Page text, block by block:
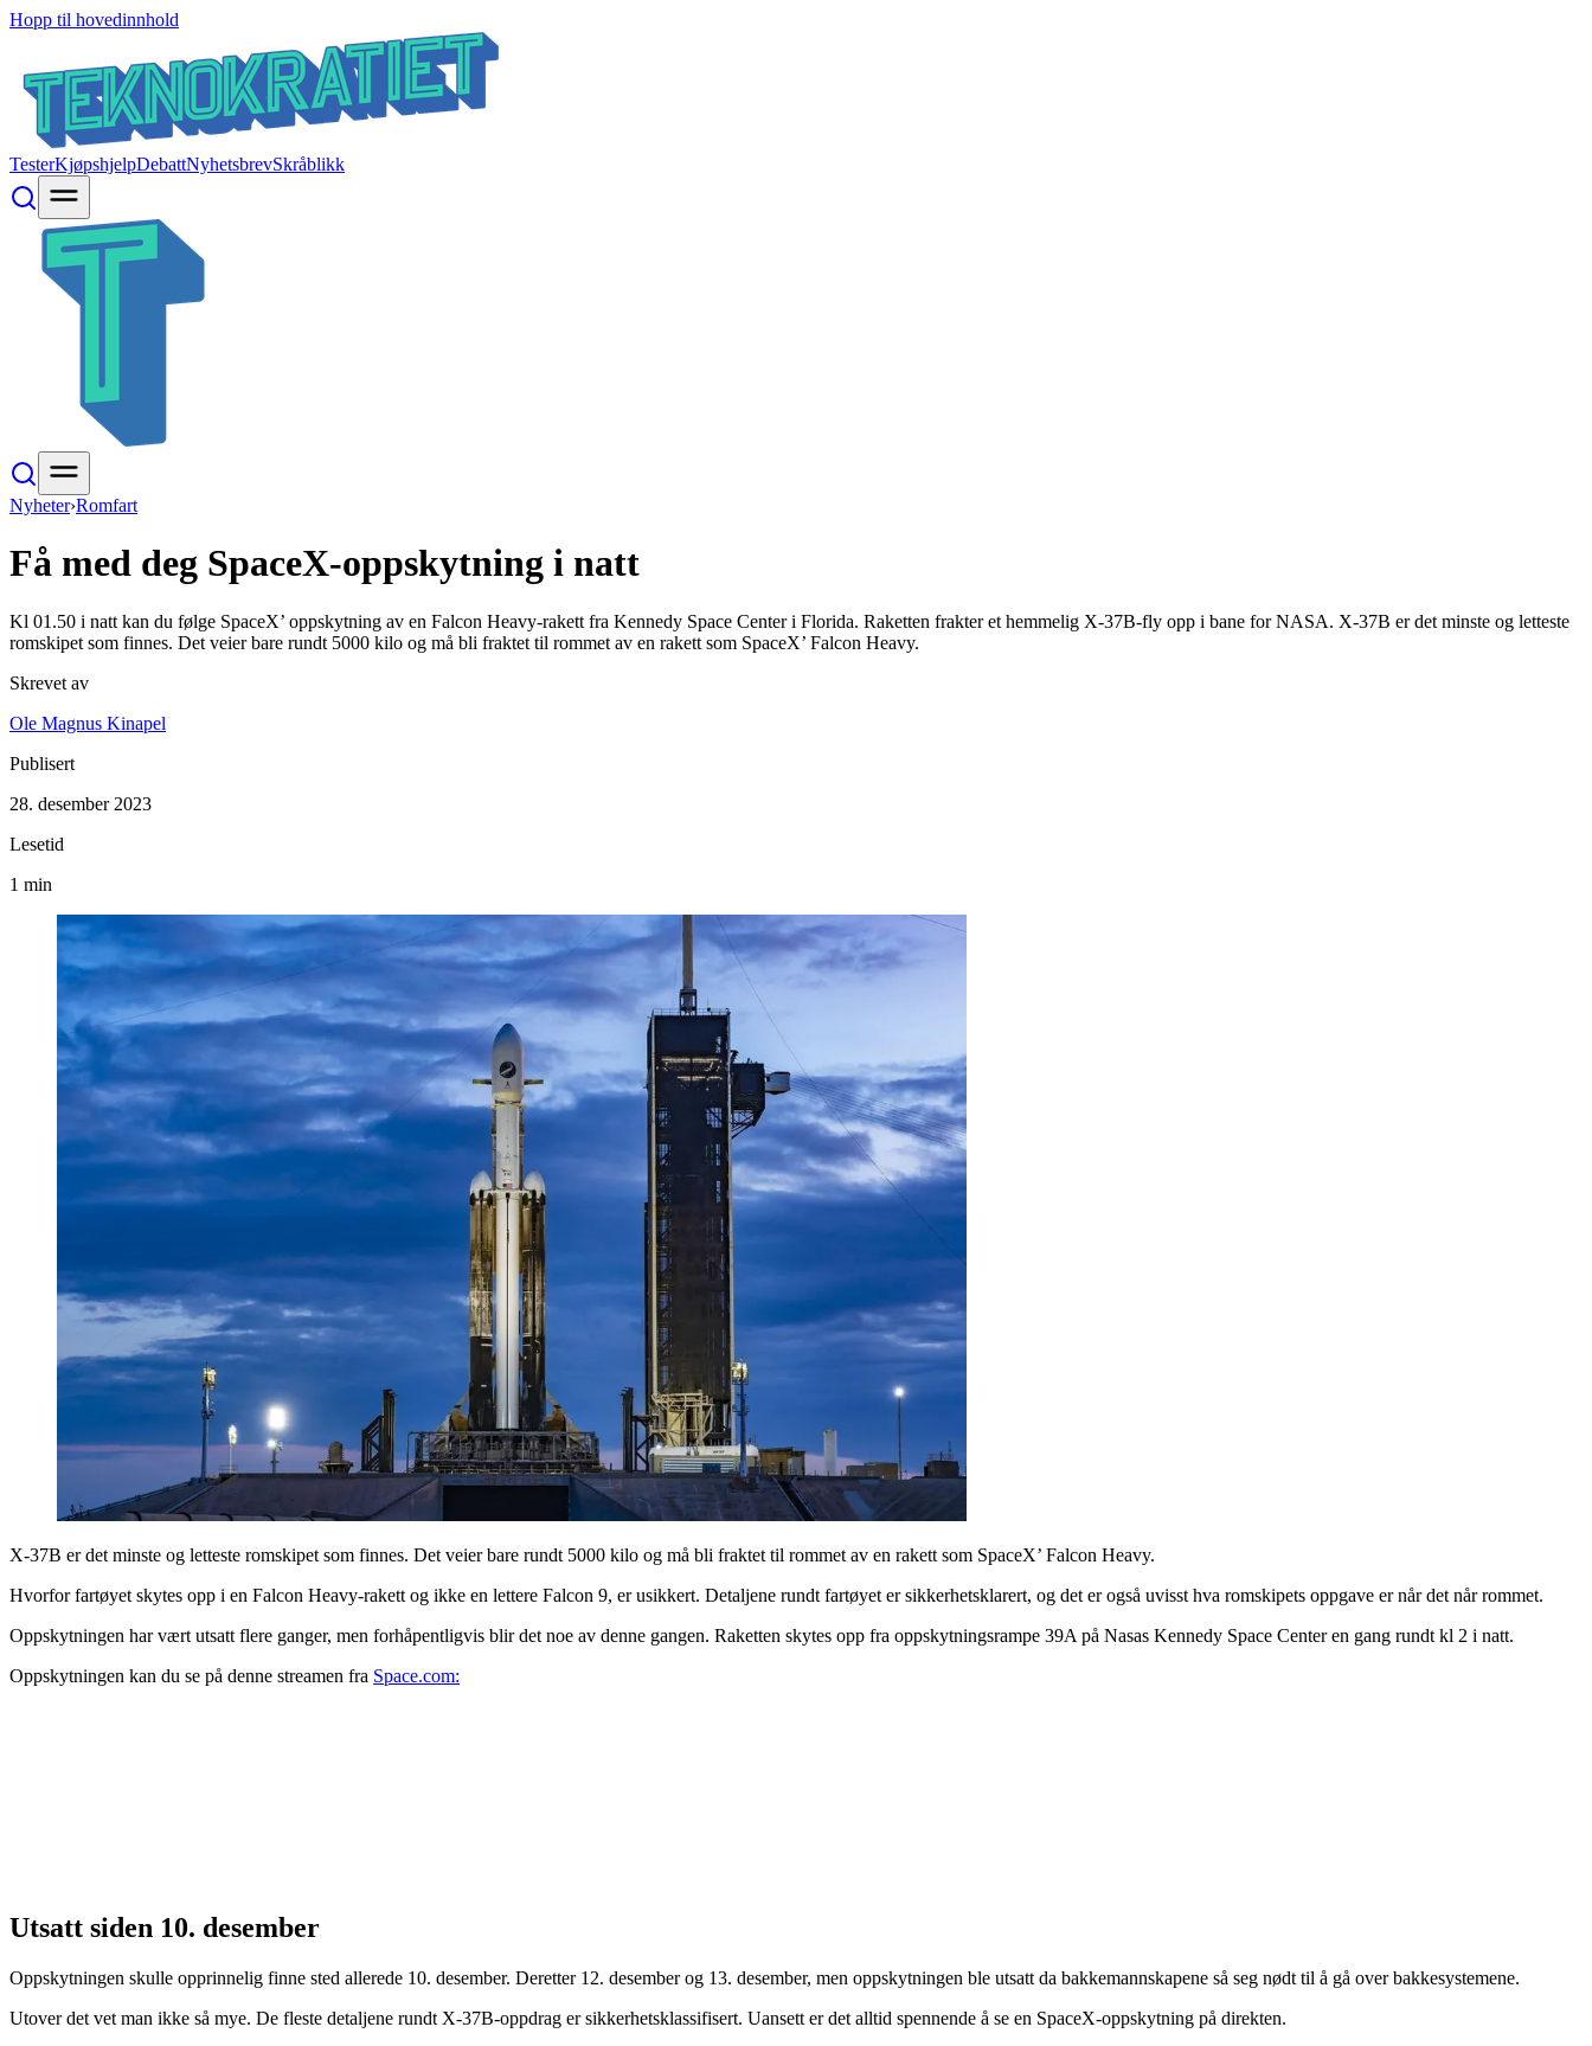
Hopp til hovedinnhold
TesterKjøpshjelpDebattNyhetsbrevSkråblikk
Nyheter›Romfart
Få med deg SpaceX-oppskytning i natt
Kl 01.50 i natt kan du følge SpaceX’ oppskytning av en Falcon Heavy-rakett fra Kennedy Space Center i Florida. Raketten frakter et hemmelig X-37B-fly opp i bane for NASA. X-37B er det minste og letteste
romskipet som finnes. Det veier bare rundt 5000 kilo og må bli fraktet til rommet av en rakett som SpaceX’ Falcon Heavy.
Skrevet av
Ole Magnus Kinapel
Publisert
28. desember 2023
Lesetid
1 min
X-37B er det minste og letteste romskipet som finnes. Det veier bare rundt 5000 kilo og må bli fraktet til rommet av en rakett som SpaceX’ Falcon Heavy.
Hvorfor fartøyet skytes opp i en Falcon Heavy-rakett og ikke en lettere Falcon 9, er usikkert. Detaljene rundt fartøyet er sikkerhetsklarert, og det er også uvisst hva romskipets oppgave er når det når rommet.
Oppskytningen har vært utsatt flere ganger, men forhåpentligvis blir det noe av denne gangen. Raketten skytes opp fra oppskytningsrampe 39A på Nasas Kennedy Space Center en gang rundt kl 2 i natt.
Oppskytningen kan du se på denne streamen fra Space.com:
Utsatt siden 10. desember
Oppskytningen skulle opprinnelig finne sted allerede 10. desember. Deretter 12. desember og 13. desember, men oppskytningen ble utsatt da bakkemannskapene så seg nødt til å gå over bakkesystemene.
Utover det vet man ikke så mye. De fleste detaljene rundt X-37B-oppdrag er sikkerhetsklassifisert. Uansett er det alltid spennende å se en SpaceX-oppskytning på direkten.